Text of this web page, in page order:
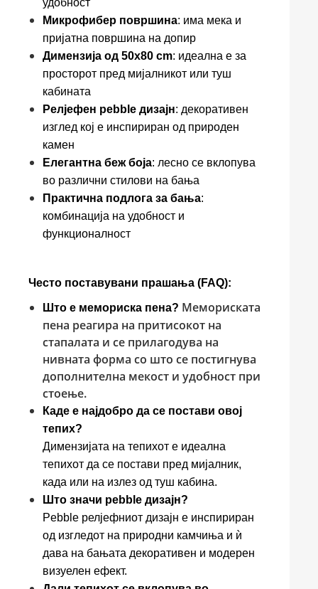
удобност
Микрофибер површина: има мека и
пријатна површина на допир
Димензија од 50x80 cm: идеална е за
просторот пред мијалникот или туш
кабината
Релјефен pebble дизајн: декоративен
изглед кој е инспириран од природен
камен
Елегантна беж боја: лесно се вклопува
во различни стилови на бања
Практична подлога за бања:
комбинација на удобност и
функционалност
Често поставувани прашања (FAQ):
Што е мемориска пена? Мемориската
пена реагира на притисокот на
стапалата и се прилагодува на
нивната форма со што се постигнува
дополнителна мекост и удобност при
стоење.
Каде е најдобро да се постави овој
тепих?
Димензијата на тепихот е идеална
тепихот да се постави пред мијалник,
када или на излез од туш кабина.
Што значи pebble дизајн?
Pebble релјефниот дизајн е инспириран
од изгледот на природни камчиња и ѝ
дава на бањата декоративен и модерен
визуелен ефект.